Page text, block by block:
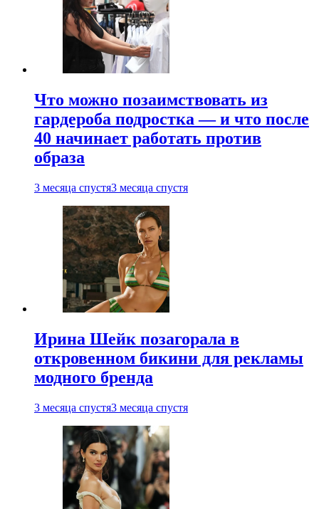
Что можно позаимствовать из
гардероба подростка — и что после
40 начинает работать против
образа
3 месяца спустя3 месяца спустя
Ирина Шейк позагорала в
откровенном бикини для рекламы
модного бренда
3 месяца спустя3 месяца спустя